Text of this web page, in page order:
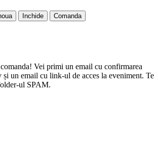
Inchide
Comanda
Vei primi un email cu confirmarea
un email cu link-ul de acces la eveniment. Te
ul SPAM.